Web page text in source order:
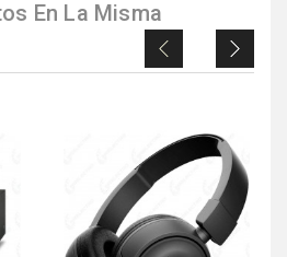
En La Misma